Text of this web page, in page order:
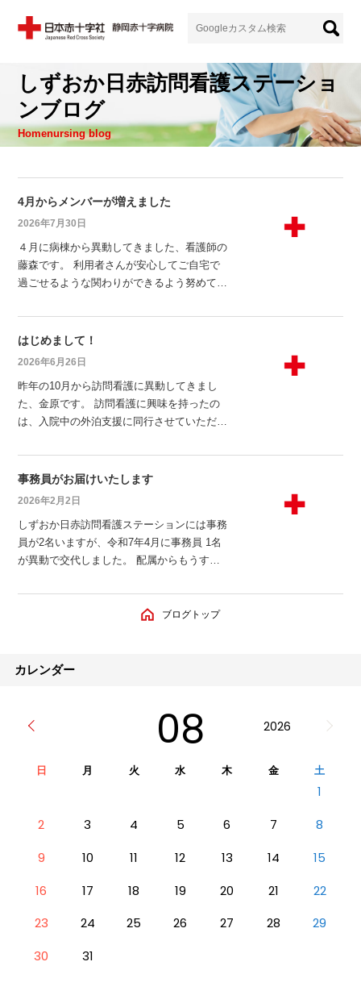
しずおか日赤訪問看護ステーショ
ンブログ
Homenursing blog
4月からメンバーが増えました
2026年7月30日
４月に病棟から異動してきました、看護師の
藤森です。 利用者さんが安心してご自宅で
過ごせるような関わりができるよう努めてい
異動で、４月よりメンバーに加わりました。
訪問看護は未経験の分野で不慣れな部分もあ
はじめまして！
2026年6月26日
昨年の10月から訪問看護に異動してきまし
た、金原です。 訪問看護に興味を持ったの
は、入院中の外泊支援に同行させていただい
養者様と家族全員が笑顔で生き生きと生活し
ており、とても印象的でした。 訪問看護で
を提案したりできることが魅力です。療養者
事務員がお届けいたします
2026年2月2日
しずおか日赤訪問看護ステーションには事務
員が2名いますが、令和7年4月に事務員 1名
が異動で交代しました。 配属からもうすぐ1
縁の下の力持ちとして頑張っていきたいと思
います。 事務員は訪問に伺うことがないの
軽にお電話ください。
ブログトップ
カレンダー
08 2026
日 月 火 水 木 金 土
1
2
3 4 5 6 7
8
9
10 11 12 13 14
15
16
17 18 19 20 21
22
23
24 25 26 27 28
29
30
31